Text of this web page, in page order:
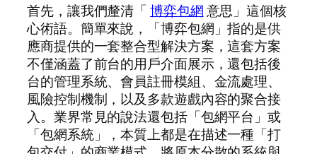
首先，讓我們釐清「 博弈包網意思」這個核
心術語。簡單來說，「博弈包網」指的是供
應商提供的一套整合型解決方案，這套方案
不僅涵蓋了前台的用戶介面展示，還包括後
台的管理系統、會員註冊模組、金流處理、
風險控制機制，以及多款遊戲內容的聚合接
入。業界常見的說法還包括「包網平台」或
「包網系統」，本質上都是在描述一種「打